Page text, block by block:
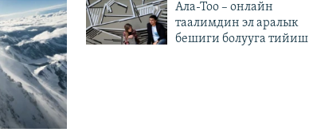
Ала-Тоо – онлайн
таалимдин эл аралык
бешиги болууга тийиш